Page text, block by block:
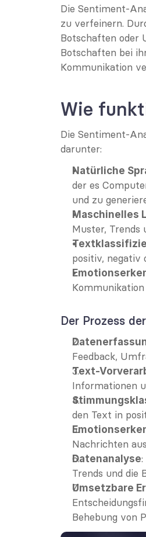
Die Sentiment-
zu verfeinern.
Botschaften oder
Botschaften bei
Kommunikation
Wie
Die Sentiment-
darunter:
Natürliche
der es
und zu
Maschinelles
Muster, Trends
positiv, negativ
Der Prozess
Feedback,
Text-
Informationen
den Text in
Nachrichten
Datenanalyse
Trends und die
Umsetzbare
Behebung von